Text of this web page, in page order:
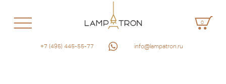
0
+7 (495) 445-55-77 info@lampatron.ru